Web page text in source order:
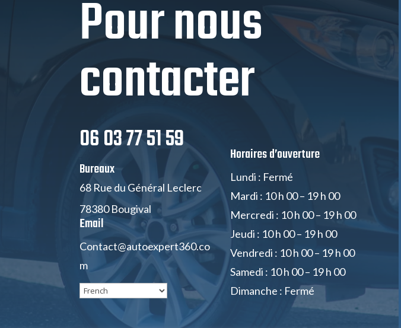
Pour nous
contacter
06 03 77 51 59
Bureaux
68 Rue du Général Leclerc
78380 Bougival
Email
Contact@autoexpert360.co
m
Horaires d’ouverture
Lundi : Fermé
Mardi : 10 h 00 – 19 h 00
Mercredi : 10 h 00 – 19 h 00
Jeudi : 10 h 00 – 19 h 00
Vendredi : 10 h 00 – 19 h 00
Samedi : 10 h 00 – 19 h 00
Dimanche : Fermé